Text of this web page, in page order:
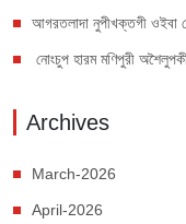
আগরতলাদা নুপীখক্তগী ওইবা
নোংচুপ হারম মণিপুরী
Archives
March-2026
April-2026